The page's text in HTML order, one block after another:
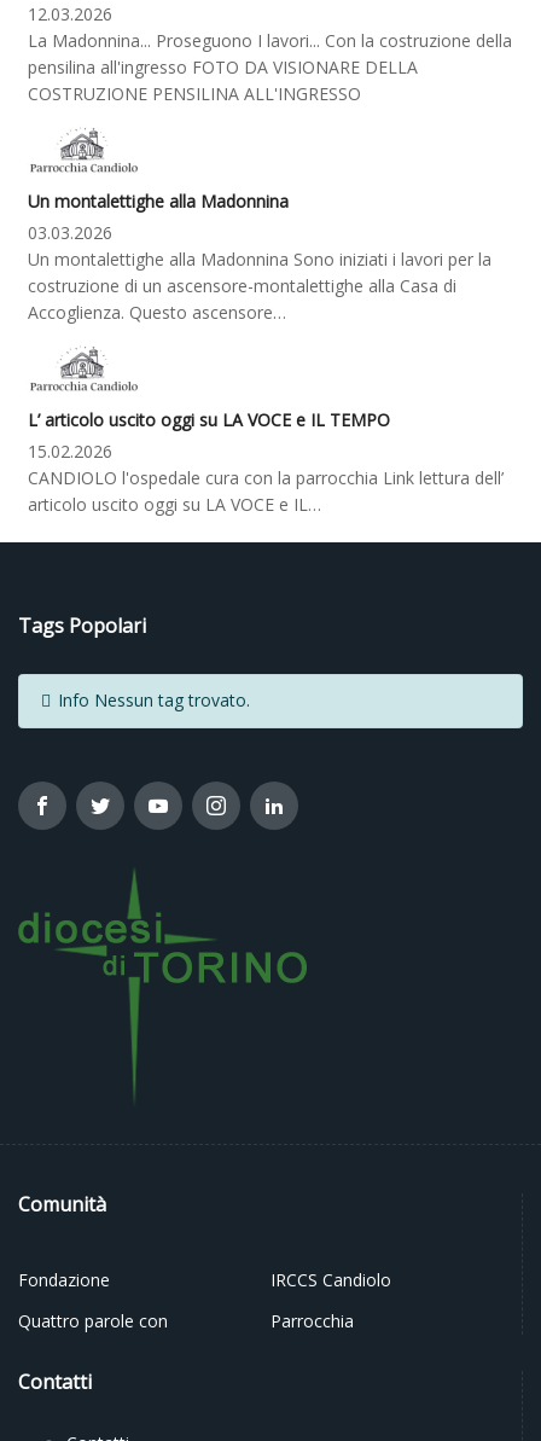
12.03.2026
La Madonnina... Proseguono I lavori... Con la costruzione della
pensilina all'ingresso FOTO DA VISIONARE DELLA
COSTRUZIONE PENSILINA ALL'INGRESSO
Un montalettighe alla Madonnina
03.03.2026
Un montalettighe alla Madonnina Sono iniziati i lavori per la
costruzione di un ascensore-montalettighe alla Casa di
Accoglienza. Questo ascensore…
L’ articolo uscito oggi su LA VOCE e IL TEMPO
15.02.2026
CANDIOLO l'ospedale cura con la parrocchia Link lettura dell’
articolo uscito oggi su LA VOCE e IL…
Tags Popolari
Info Nessun tag trovato.
Comunità
Fondazione
IRCCS Candiolo
Quattro parole con
Parrocchia
Contatti